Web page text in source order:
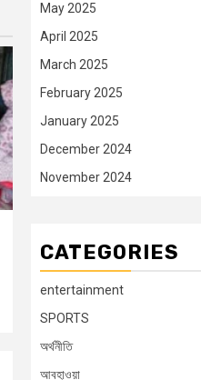
May 2025
April 2025
March 2025
February 2025
January 2025
December 2024
November 2024
CATEGORIES
entertainment
SPORTS
অর্থনীতি
আবহাওয়া